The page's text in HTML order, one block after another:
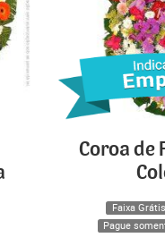
Coroa de
Faixa Grátis
Pague